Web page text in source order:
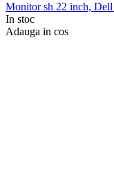
Monitor sh 22 inch,
In stoc
Adauga in cos